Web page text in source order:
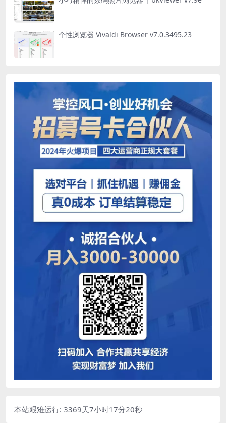
个性浏览器 Vivaldi Browser v7.0.3495.23
本站艰难运行: 3369天7小时17分21秒